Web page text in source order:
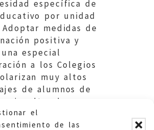
el
de las
específica de
por unidad
Adoptar medidas de
positiva y
especial
a los Colegios
muy altos
de alumnos de
Educación DGA